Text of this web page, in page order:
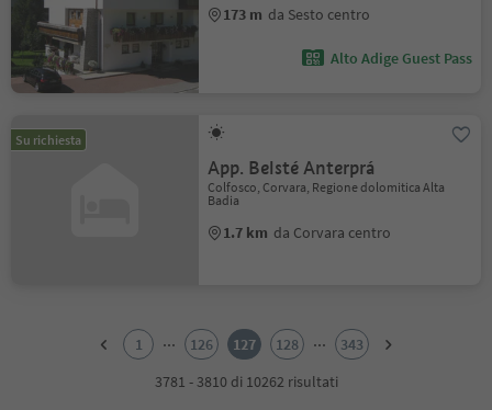
173 m da Sesto centro
Alto Adige Guest Pass
Su richiesta
App. Belsté Anterprá
Colfosco, Corvara, Regione dolomitica Alta
Badia
1.7 km da Corvara centro
1 ... 126 127 128 ...
343
3781 - 3810 di 10262 risultati